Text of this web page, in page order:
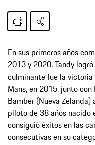
En sus primeros años
2013 y 2020, Tandy
culminante fue la
Mans, en 2015, junto
Bamber (Nueva
piloto de 38 años nacido
consiguió éxitos en las
consecutivas en su